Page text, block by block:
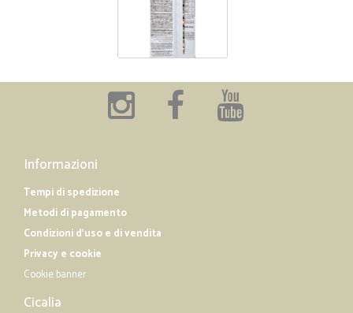
Informazioni
Tempi di spedizione
Metodi di pagamento
Condizioni d'uso e di vendita
Privacy e cookie
Cookie banner
Cicalia